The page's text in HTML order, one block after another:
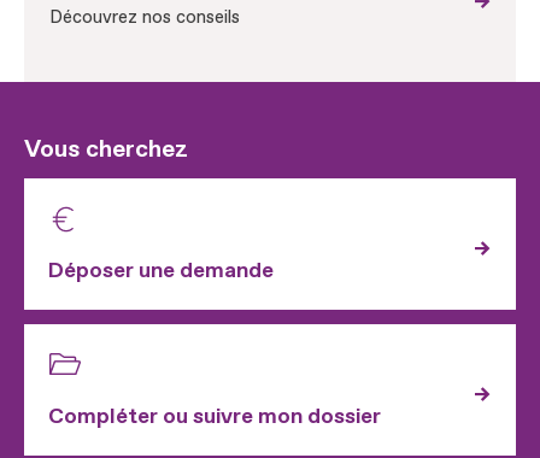
Découvrez nos conseils
Vous cherchez
Déposer une demande
Compléter ou suivre mon dossier